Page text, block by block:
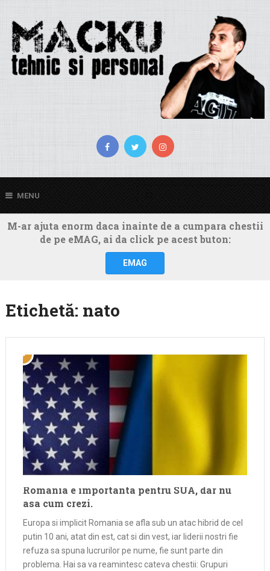
MENU
M-ar ajuta enorm daca inainte de a cumpara chestii
de pe eMAG, ai da click pe acest buton:
EMAG
Etichetă: nato
Romania e importanta pentru SUA, dar nu
asa cum crezi.
Europa si implicit Romania se afla sub un atac hibrid de cel
putin 10 ani, atat din est, cat si din vest, iar liderii nostri fie
refuza sa spuna lucrurilor pe nume, fie sunt parte din
problema. Hai sa va reamintesc cateva chestii: Grupuri